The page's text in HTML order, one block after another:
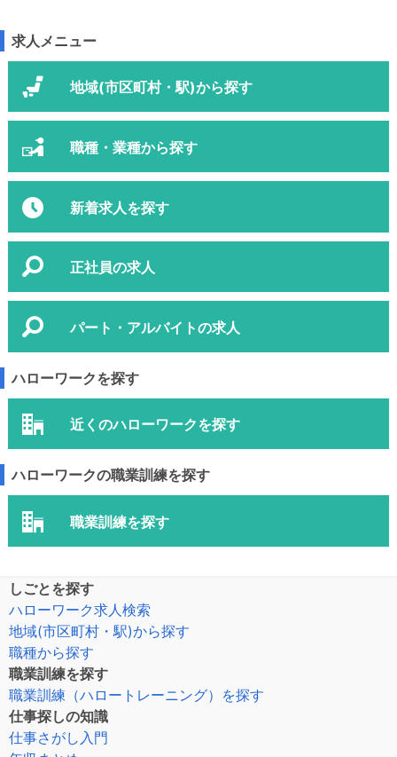
求人メニュー
地域(市区町村・駅)から探す
職種・業種から探す
新着求人を探す
正社員の求人
パート・アルバイトの求人
ハローワークを探す
近くのハローワークを探す
ハローワークの職業訓練を探す
職業訓練を探す
しごとを探す
ハローワーク求人検索
地域(市区町村・駅)から探す
職種から探す
職業訓練を探す
職業訓練（ハロートレーニング）を探す
仕事探しの知識
仕事さがし入門